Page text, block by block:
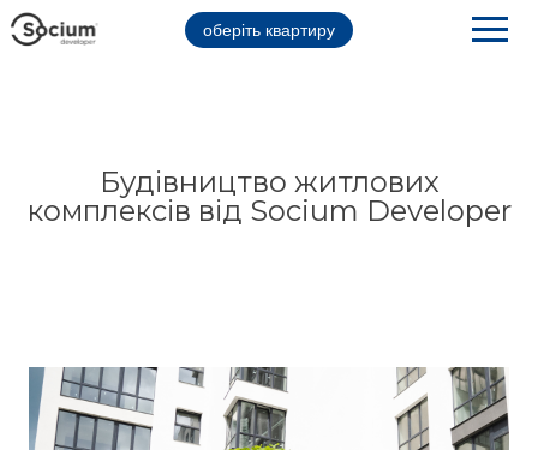
оберіть квартиру
Будівництво житлових
комплексів від Socium Developer